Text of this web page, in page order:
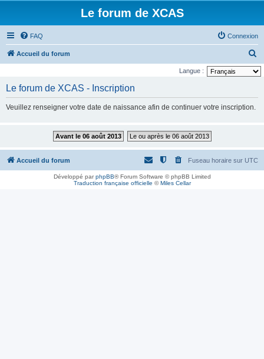
Le forum de XCAS
FAQ Connexion
Accueil du forum
e
h
Langue :
Le forum de XCAS - Inscription
Veuillez renseigner votre date de naissance afin de continuer votre inscription.
Avant le 06 août 2013 Le ou après le 06 août 2013
Accueil du forum Fuseau horaire sur UTC
Développé parphpBB® Forum Software © phpBB Limited
Traduction française officielle ©Miles Cellar